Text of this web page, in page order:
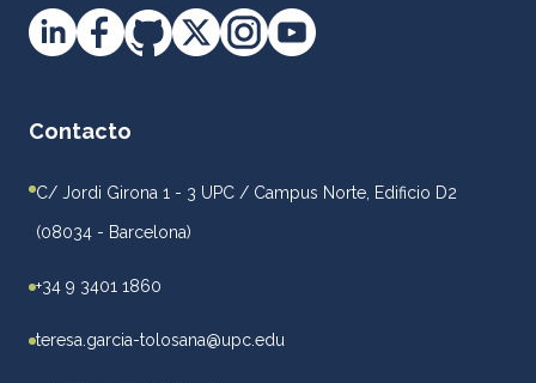
Contacto
C/ Jordi Girona 1 - 3 UPC / Campus Norte, Edificio D2
(08034 - Barcelona)
+34 9 3401 1860
teresa.garcia-tolosana@upc.edu